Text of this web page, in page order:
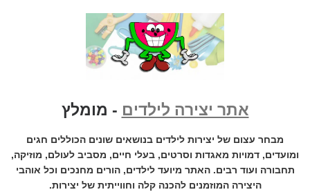
אתר יצירה לילדים - מומלץ
מבחר עצום של יצירות לילדים בנושאים שונים הכוללים חגים
ומועדים, דמויות מאגדות וסרטים, בעלי חיים, מסביב לעולם, מוזיקה,
תחבורה ועוד רבים. האתר מיועד לילדים, הורים מחנכים וכל אוהבי
היצירה המוזמנים להכנה קלה וחווייתית של יצירות.